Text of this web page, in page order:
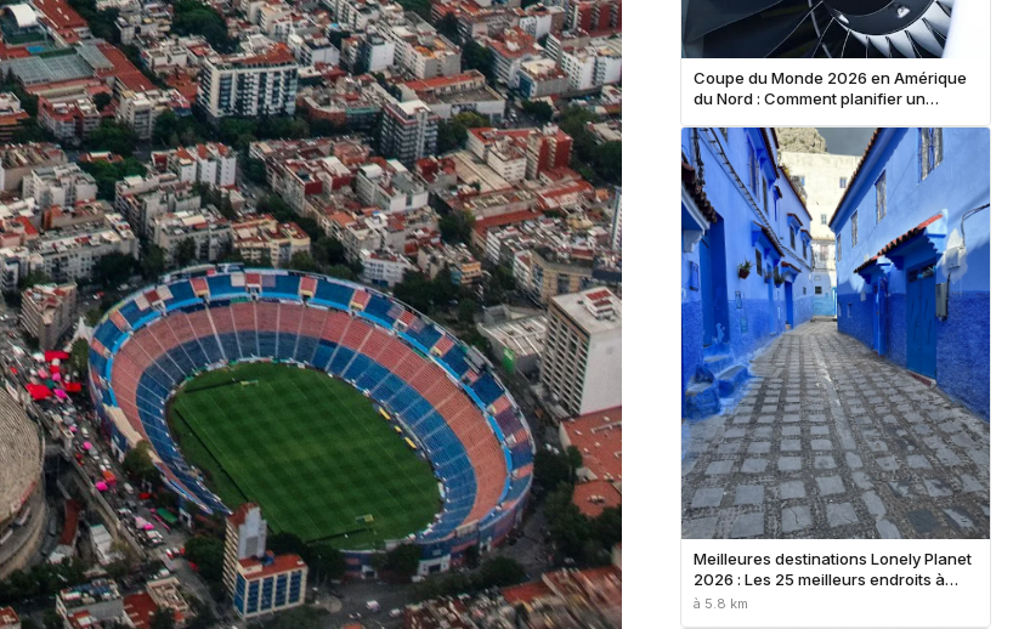
Coupe du Monde 2026 en Amérique
du Nord : Comment planifier un
supporters
Meilleures destinations Lonely Planet
2026 : Les 25 meilleurs endroits à
visiter cette année
à 5.8 km